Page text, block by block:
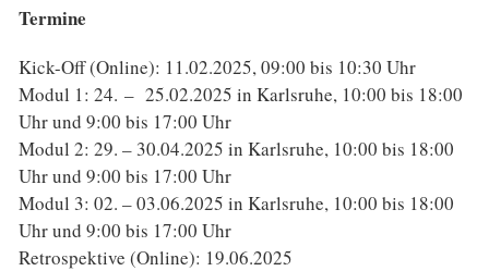
Termine
Kick-Off (Online): 11.02.2025, 09:00 bis 10:30 Uhr
Modul 1: 24. – 25.02.2025 in Karlsruhe, 10:00 bis 18:00
Uhr und 9:00 bis 17:00 Uhr
Modul 2: 29. – 30.04.2025 in Karlsruhe, 10:00 bis 18:00
Uhr und 9:00 bis 17:00 Uhr
Modul 3: 02. – 03.06.2025 in Karlsruhe, 10:00 bis 18:00
Uhr und 9:00 bis 17:00 Uhr
Retrospektive (Online): 19.06.2025